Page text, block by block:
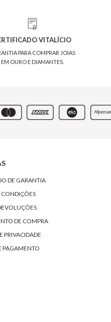
VITALÍCIO
PARA COMPRAR JOIAS
EM OURO E DIAMANTES.
DE GARANTIA
CONDIÇÕES
DE COMPRA
PRIVACIDADE
PAGAMENTO